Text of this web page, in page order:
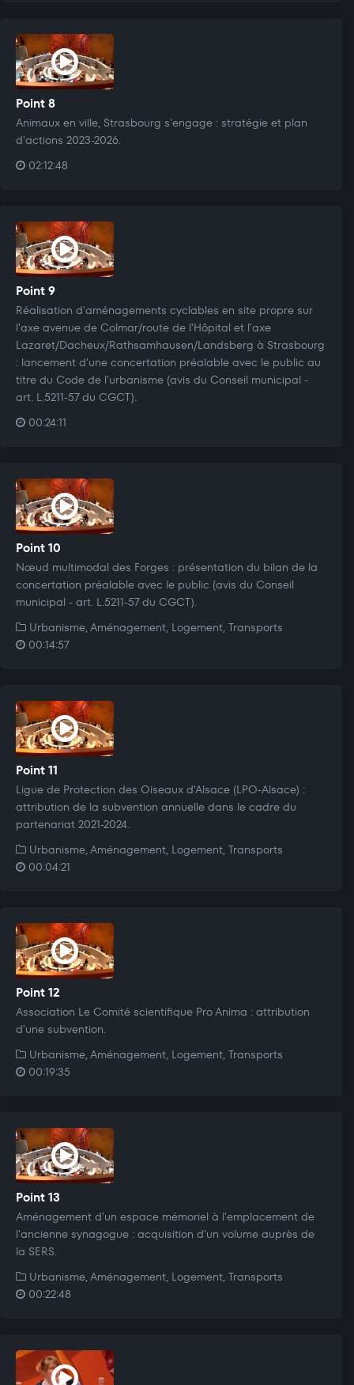
Point 8
Animaux en ville, Strasbourg s'engage : stratégie et plan
d'actions 2023-2026.
02:12:48
Point 9
Réalisation d'aménagements cyclables en site propre sur
l'axe avenue de Colmar/route de l'Hôpital et l'axe
Lazaret/Dacheux/Rathsamhausen/Landsberg à Strasbourg
: lancement d'une concertation préalable avec le public au
titre du Code de l'urbanisme (avis du Conseil municipal -
art. L.5211-57 du CGCT).
00:24:11
Point 10
Nœud multimodal des Forges : présentation du bilan de la
concertation préalable avec le public (avis du Conseil
municipal - art. L.5211-57 du CGCT).
Urbanisme, Aménagement, Logement, Transports
00:14:57
Point 11
Ligue de Protection des Oiseaux d'Alsace (LPO-Alsace) :
attribution de la subvention annuelle dans le cadre du
partenariat 2021-2024.
Urbanisme, Aménagement, Logement, Transports
00:04:21
Point 12
Association Le Comité scientifique Pro Anima : attribution
d'une subvention.
Urbanisme, Aménagement, Logement, Transports
00:19:35
Point 13
Aménagement d'un espace mémoriel à l'emplacement de
l'ancienne synagogue : acquisition d'un volume auprès de
la SERS.
Urbanisme, Aménagement, Logement, Transports
00:22:48